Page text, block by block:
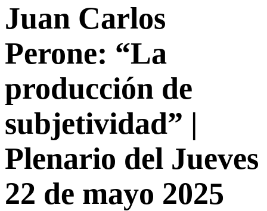
Juan Carlos
Perone: “La
producción de
subjetividad” |
Plenario del Jueves
22 de mayo 2025